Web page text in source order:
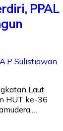
PPAL
A.P Sulistiawan
Laut
HUT ke-36